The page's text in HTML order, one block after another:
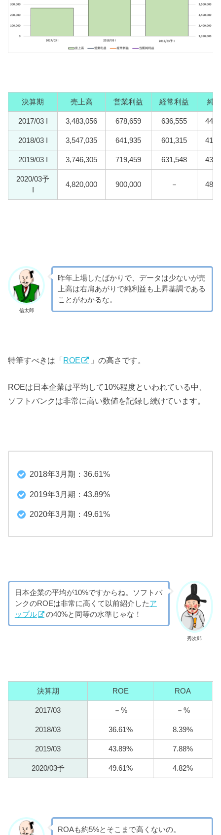
決算期 売上高 営業利益 経常利益 純
2017/03 I 3,483,056 678,659 636,555
2018/03 I 3,547,035 641,935 601,315
2019/03 I 3,746,305 719,459 631,548
2020/03予
4,820,000 900,000 －
信太郎
昨年上場したばかりで、データは少ないが売
上高は右肩あがりで純利益も上昇基調である
ことがわかるな。
特筆すべきは「ROE 」の高さです。
ROEは日本企業は平均して10%程度といわれている中、
ソフトバンクは非常に高い数値を記録し続けています。
2018年3月期：36.61%
2019年3月期：43.89%
2020年3月期：49.61%
秀次郎
日本企業の平均が10%ですからね。ソフトバ
ンクのROEは非常に高くて以前紹介したア
ップル
の40%と同等の水準じゃな！
決算期 ROE ROA
2017/03 －% － %
2018/03 36.61% 8.39%
2019/03 43.89% 7.88%
2020/03予 49.61% 4.82%
ROAも約5%とそこまで高くないの。